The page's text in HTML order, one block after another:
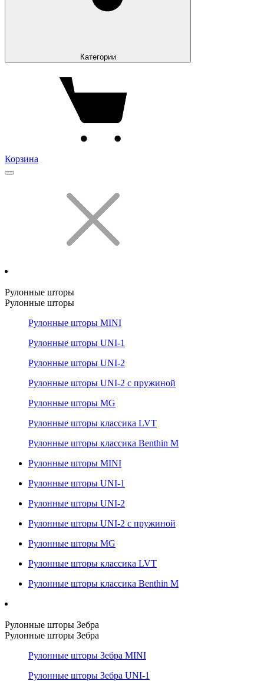
Категории
Корзина
Рулонные шторы
Рулонные шторы
Рулонные шторы MINI
Рулонные шторы UNI-1
Рулонные шторы UNI-2
Рулонные шторы UNI-2 с пружиной
Рулонные шторы MG
Рулонные шторы классика LVT
Рулонные шторы классика Benthin M
Рулонные шторы MINI
Рулонные шторы UNI-1
Рулонные шторы UNI-2
Рулонные шторы UNI-2 с пружиной
Рулонные шторы MG
Рулонные шторы классика LVT
Рулонные шторы классика Benthin M
Рулонные шторы Зебра
Рулонные шторы Зебра
Рулонные шторы Зебра MINI
Рулонные шторы Зебра UNI-1